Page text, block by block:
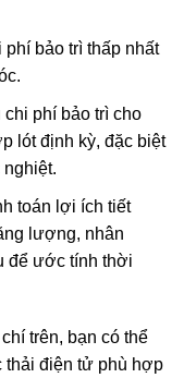
bảo trì thấp nhất
chi phí bảo trì cho
lót định kỳ, đặc biệt
toán lợi ích tiết
lượng, nhân
để ước tính thời
trên, bạn có thể
điện tử phù hợp